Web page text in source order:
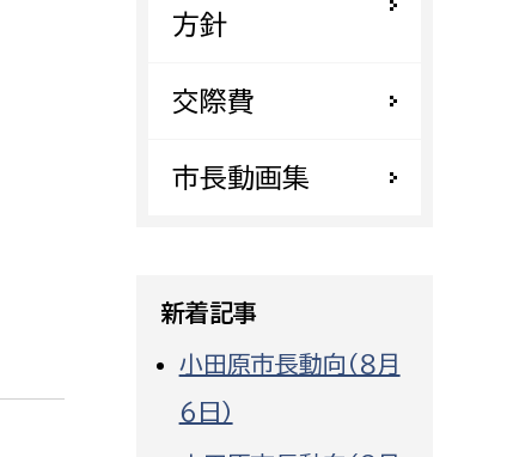
地域交通課
開発審査課
予防課
警防計画課
救急課
方針
交際費
市長動画集
新着記事
小田原市長動向（８月
６日）